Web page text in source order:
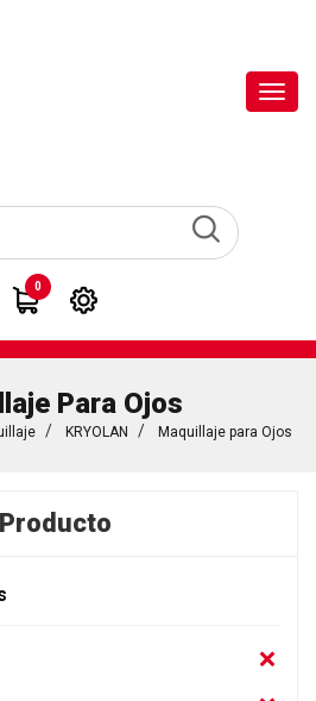
0
Para Ojos
KRYOLAN Maquillaje para Ojos